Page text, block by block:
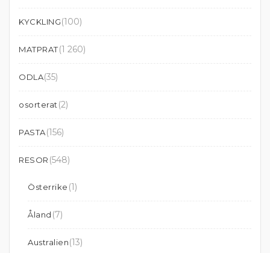
KYCKLING(100)
MATPRAT(1 260)
ODLA(35)
osorterat (2)
PASTA(156)
RESOR (548)
Österrike (1)
Åland (7)
Australien(13)